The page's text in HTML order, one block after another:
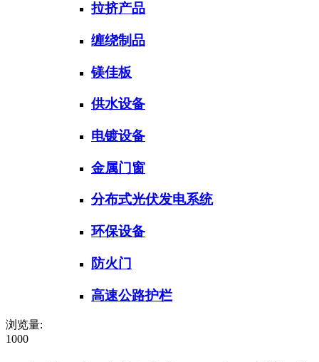
拉挤产品
缠绕制品
镁佳板
供水设备
电镀设备
金属门窗
分布式光伏发电系统
环保设备
防火门
高速公路护栏
浏览量:
1000